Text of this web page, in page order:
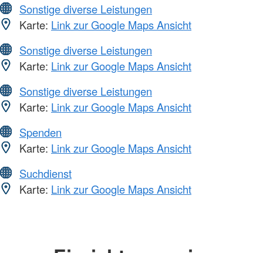
Sonstige diverse Leistungen
Karte: Link zur Google Maps Ansicht
Sonstige diverse Leistungen
Karte: Link zur Google Maps Ansicht
Sonstige diverse Leistungen
Karte: Link zur Google Maps Ansicht
Spenden
Karte: Link zur Google Maps Ansicht
Suchdienst
Karte: Link zur Google Maps Ansicht